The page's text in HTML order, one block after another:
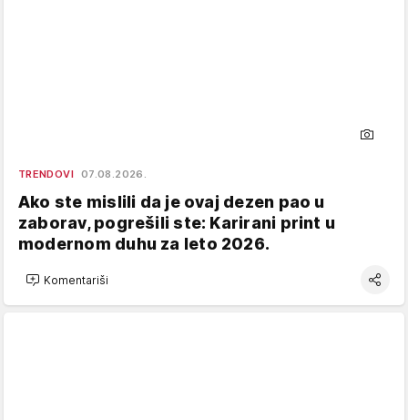
TRENDOVI 07.08.2026.
Ako ste mislili da je ovaj dezen pao u
zaborav, pogrešili ste: Karirani print u
modernom duhu za leto 2026.
Komentariši